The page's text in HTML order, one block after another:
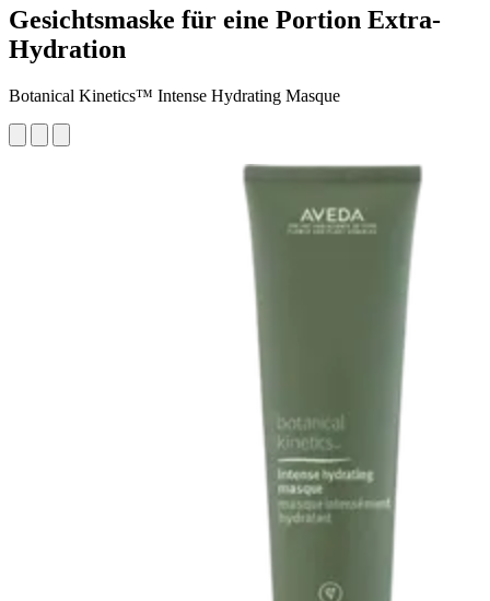
Gesichtsmaske für eine Portion Extra-
Hydration
Botanical Kinetics™ Intense Hydrating Masque